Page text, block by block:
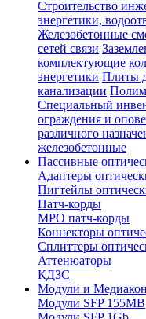
Строительство
энергетики,
Железобетонные
сетей связи
комплектующие
энергетики Плиты
канализации
Специальный
ограждения и
различного
железобетонные
Пассивные
Адаптеры
Пигтейлы
Патч-корды
MPO патч-корды
Коннекторы
Сплиттеры
Аттенюаторы
КДЗС
Модули и
Модули SFP 155MB